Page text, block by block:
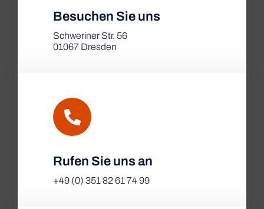
|Map tiles byCARTO, underCC BY 3.0
OpenStreetMap, under ODbL.
Besuchen Sie uns
Schweriner Str. 56
01067 Dresden
Rufen Sie uns an
+49 (0) 351 82 61 74 99